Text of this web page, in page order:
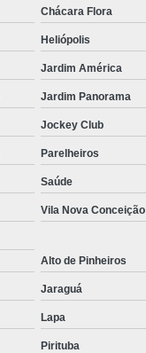
Chácara Flora
Heliópolis
Jardim América
Jardim Panorama
Jockey Club
Parelheiros
Saúde
Vila Nova Conceição
Alto de Pinheiros
Jaraguá
Lapa
Pirituba